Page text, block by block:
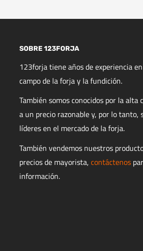
SOBRE 123FORJA
123forja tiene años de experiencia
campo de la forja y la fundición.
También somos conocidos por la alta
a un precio razonable y, por lo tanto,
líderes en el mercado de la forja.
También vendemos nuestros
precios de mayorista, contáctenos
información.